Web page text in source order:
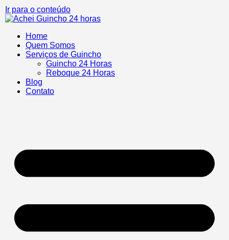
Ir para o conteúdo
Home
Quem Somos
Serviços de Guincho
Guincho 24 Horas
Reboque 24 Horas
Blog
Contato